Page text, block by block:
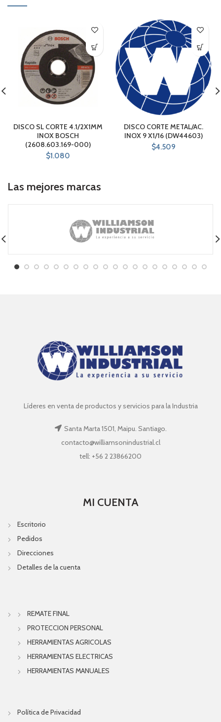
DISCO SL CORTE 4.1/2X1MM
INOX BOSCH
(2608.603.169-000)
$1.080
DISCO CORTE METAL/AC.
INOX 9 X1/16 (DW44603)
$4.509
Las mejores marcas
Líderes en venta de productos y servicios para la Industria
Santa Marta 1501, Maipu. Santiago.
contacto@williamsonindustrial.cl
tell: +56 2 23866200
MI CUENTA
Escritorio
Pedidos
Direcciones
Detalles de la cuenta
REMATE FINAL
PROTECCION PERSONAL
HERRAMIENTAS AGRICOLAS
HERRAMIENTAS ELECTRICAS
HERRAMIENTAS MANUALES
Política de Privacidad